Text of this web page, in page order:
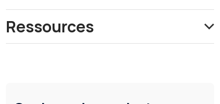
Ressources